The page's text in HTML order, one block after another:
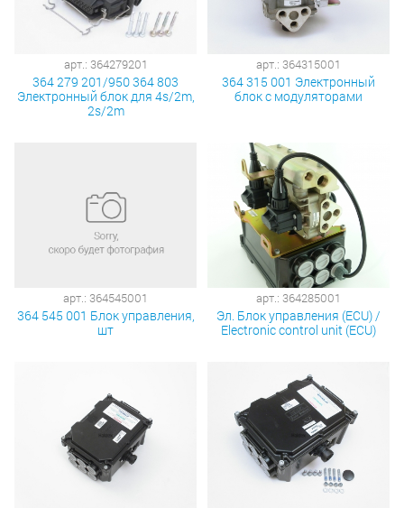
арт.: 364279201
364 279 201/950 364 803
Электронный блок для 4s/2m,
2s/2m
арт.: 364315001
364 315 001 Электронный
блок с модуляторами
арт.: 364545001
364 545 001 Блок управления,
шт
арт.: 364285001
Эл. Блок управления (ECU) /
Electronic control unit (ECU)